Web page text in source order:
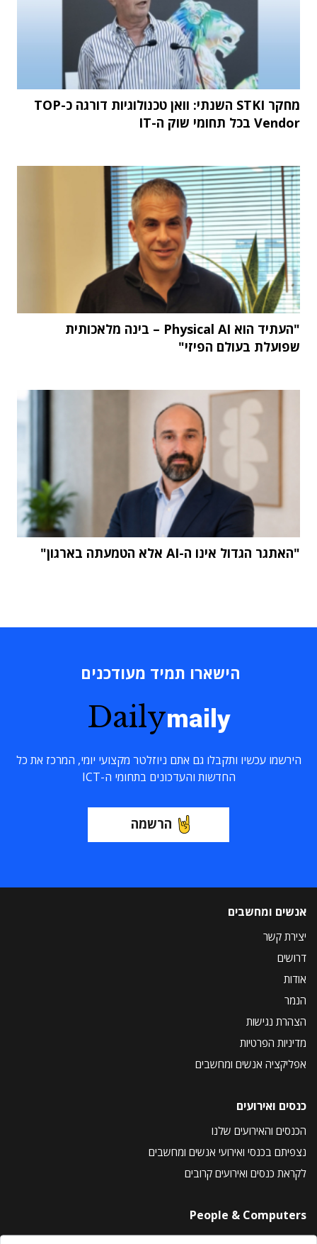
מחקר STKI השנתי: וואן טכנולוגיות דורגה כ-TOP
Vendor בכל תחומי שוק ה-IT
"העתיד הוא Physical AI – בינה מלאכותית
שפועלת בעולם הפיזי"
"האתגר הגדול אינו ה-AI אלא הטמעתה בארגון"
הישארו תמיד מעודכנים
Dailymaily
הירשמו עכשיו ותקבלו גם אתם ניוזלטר מקצועי יומי, המרכז את כל
החדשות והעדכונים בתחומי ה-ICT
הרשמה
אנשים ומחשבים
יצירת קשר
דרושים
אודות
הנמר
הצהרת נגישות
מדיניות הפרטיות
אפליקציה אנשים ומחשבים
כנסים ואירועים
הכנסים והאירועים שלנו
נצפיתם בכנסי ואירועי אנשים ומחשבים
לקראת כנסים ואירועים קרובים
People & Computers
About Us